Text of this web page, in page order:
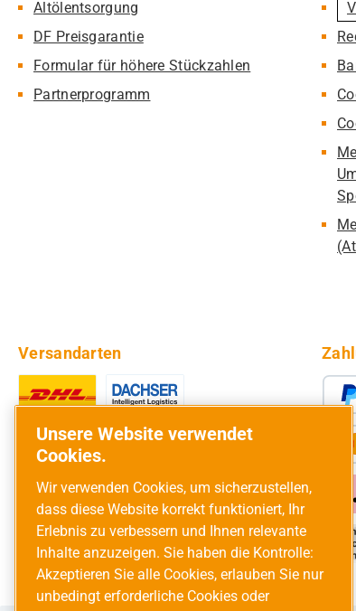
Altölentsorgung
DF Preisgarantie
Formular für höhere Stückzahlen
Partnerprogramm
Versandarten
Unsere Website verwendet
Cookies.
Wir verwenden Cookies, um sicherzustellen,
dass diese Website korrekt funktioniert, Ihr
Erlebnis zu verbessern und Ihnen relevante
Inhalte anzuzeigen. Sie haben die Kontrolle:
Akzeptieren Sie alle Cookies, erlauben Sie nur
unbedingt erforderliche Cookies oder